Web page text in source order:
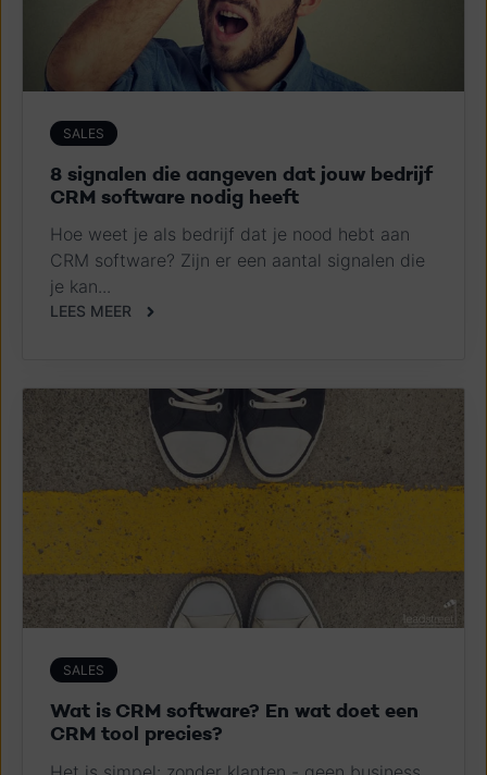
SALES
8 signalen die aangeven dat jouw bedrijf
CRM software nodig heeft
Hoe weet je als bedrijf dat je nood hebt aan
CRM software? Zijn er een aantal signalen die
je kan...
LEES MEER
SALES
Wat is CRM software? En wat doet een
CRM tool precies?